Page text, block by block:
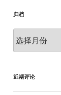
归档
档
近期评论